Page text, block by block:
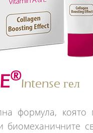
®Intense гел
формула, която
биомеханичните